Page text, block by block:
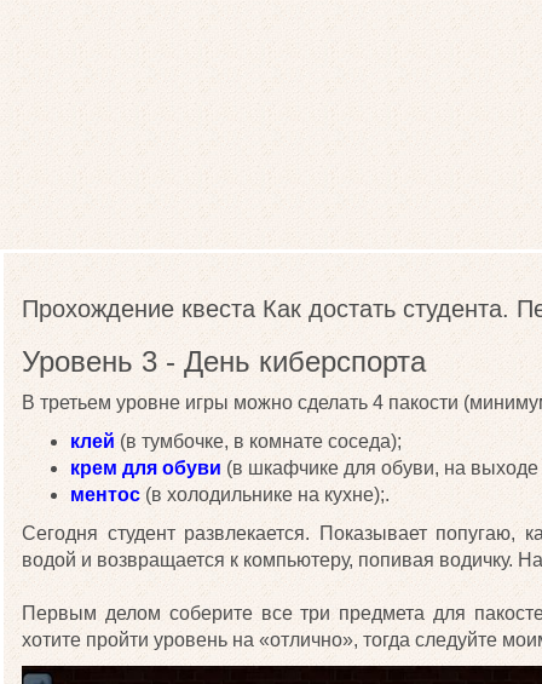
Прохождение квеста Как достать студента.
Уровень 3 - День киберспорта
В третьем уровне игры можно сделать 4 пакости
клей (в тумбочке, в комнате соседа);
крем для обуви (в шкафчике для обуви, на
ментос (в холодильнике на кухне);.
Сегодня студент развлекается. Показывает попугаю,
водой и возвращается к компьютеру, попивая водичку.
Первым делом соберите все три предмета для
хотите пройти уровень на «отлично», тогда следуйте